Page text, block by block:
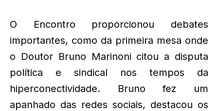
O Encontro proporcionou debates
importantes, como da primeira mesa onde
o Doutor Bruno Marinoni citou a disputa
política e sindical nos tempos da
hiperconectividade. Bruno fez um
apanhado das redes sociais, destacou os